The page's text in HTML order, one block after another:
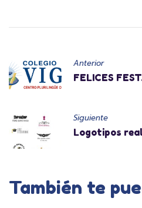
Anterior
FELICES
Siguiente
Logotipos
También te